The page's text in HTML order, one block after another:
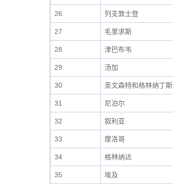
26 列支敦士登
27 毛里求斯
28 津巴布韦
29 汤加
30 圣文森特和格林纳丁斯
31 尼泊尔
32 叙利亚
33 摩洛哥
34 格林纳达
35 埃及